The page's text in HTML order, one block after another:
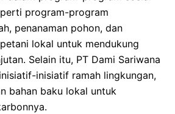
program-program
penanaman pohon, dan
lokal untuk mendukung
Selain itu, PT Dami Sariwana
inisiatif ramah lingkungan,
bahan baku lokal untuk